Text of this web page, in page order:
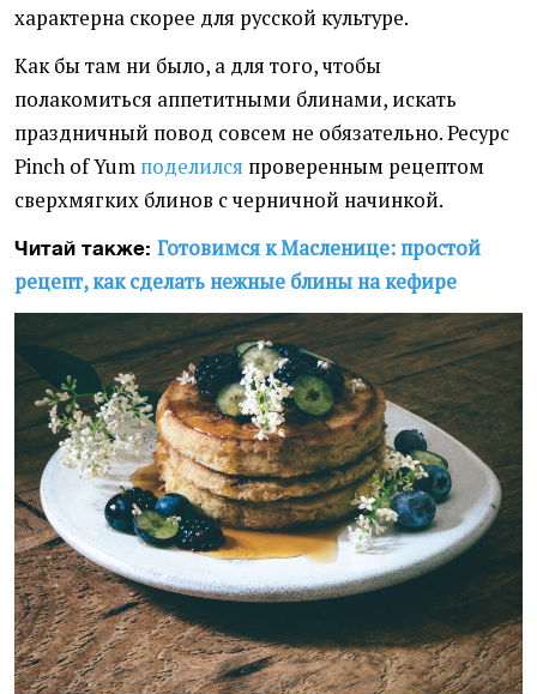
характерна скорее для русской культуре.
Как бы там ни было, а для того, чтобы
полакомиться аппетитными блинами, искать
праздничный повод совсем не обязательно. Ресурс
Pinch of Yum поделился проверенным рецептом
сверхмягких блинов с черничной начинкой.
Читай также: Готовимся к Масленице: простой
рецепт, как сделать нежные блины на кефире